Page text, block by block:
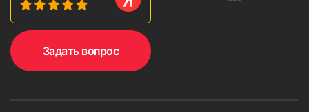
Задать вопрос